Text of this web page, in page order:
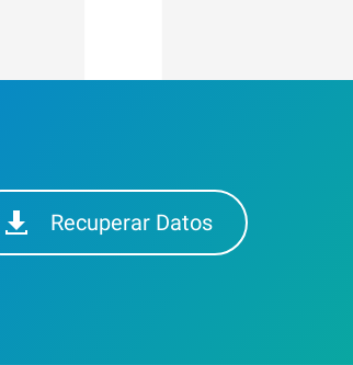
Recuperar Datos